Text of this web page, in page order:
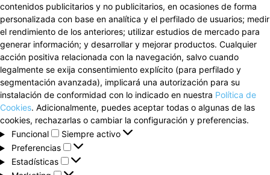
contenidos publicitarios y no publicitarios, en ocasiones de forma
personalizada con base en analítica y el perfilado de usuarios; medir
el rendimiento de los anteriores; utilizar estudios de mercado para
generar información; y desarrollar y mejorar productos. Cualquier
acción positiva relacionada con la navegación, salvo cuando
legalmente se exija consentimiento explícito (para perfilado y
segmentación avanzada), implicará una autorización para su
instalación de conformidad con lo indicado en nuestra Política de
Cookies. Adicionalmente, puedes aceptar todas o algunas de las
cookies, rechazarlas o cambiar la configuración y preferencias.
Funcional
Funcional
Siempre activo
Preferencias
Preferencias
Estadísticas
Estadísticas